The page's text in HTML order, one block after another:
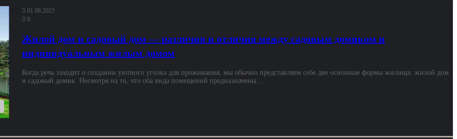
01.08.2023
0
Жилой дом и садовый дом — различия и отличия между садовым домиком и
индивидуальным жилым домом
Когда речь заходит о создании уютного уголка для проживания, мы обычно представляем себе две основные формы жилища: жилой дом
и садовый домик. Несмотря на то, что оба вида помещений предназначены…